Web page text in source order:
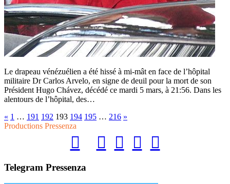
Le drapeau vénézuélien a été hissé à mi-mât en face de l’hôpital
militaire Dr Carlos Arvelo, en signe de deuil pour la mort de son
Président Hugo Chávez, décédé ce mardi 5 mars, à 21:56. Dans les
alentours de l’hôpital, des…
« 1 … 191 192 193 194 195 … 216 »
Productions Pressenza
Telegram Pressenza